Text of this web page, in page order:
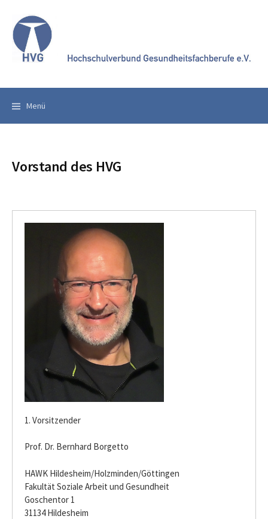
Inhalt
Menü
Vorstand des HVG
1. Vorsitzender
Prof. Dr. Bernhard Borgetto
HAWK Hildesheim/Holzminden/Göttingen
Fakultät Soziale Arbeit und Gesundheit
Goschentor 1
31134 Hildesheim